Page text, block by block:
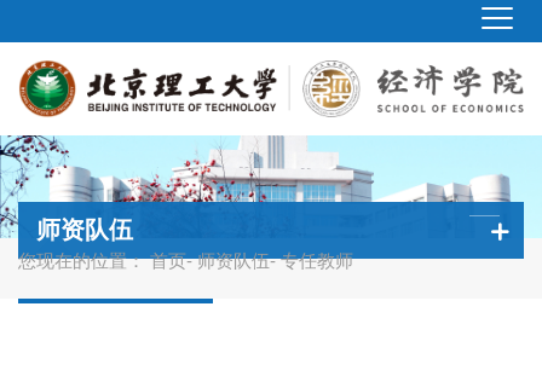
您现在的位置：首页-师资队伍- 专任教师
师资队伍